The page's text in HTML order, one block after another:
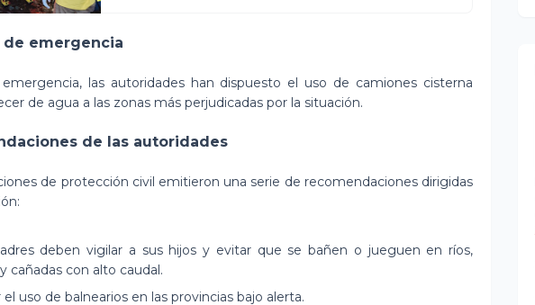
de emergencia
las autoridades han dispuesto el uso de camiones cisterna
de agua a las zonas más perjudicadas por la situación.
de las autoridades
de protección civil emitieron una serie de recomendaciones dirigidas
deben vigilar a sus hijos y evitar que se bañen o jueguen en ríos,
cañadas con alto caudal.
el uso de balnearios en las provincias bajo alerta.